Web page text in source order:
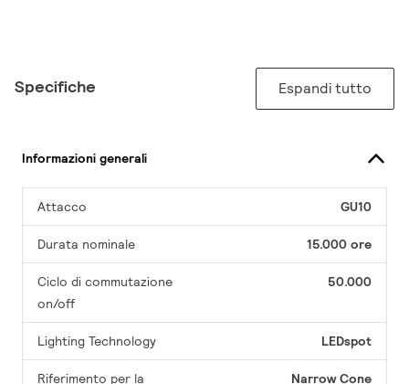
Specifiche Espandi tutto
Informazioni generali
Attacco GU10
Durata nominale 15.000 ore
Ciclo di commutazione
on/off
50.000
Lighting Technology LEDspot
Riferimento per la
Narrow Cone